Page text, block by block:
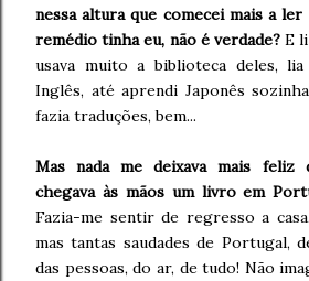
nessa altura que comecei mais a
remédio tinha eu, não é verdade? E
usava muito a biblioteca deles, lia
Inglês, até aprendi Japonês
fazia traduções, bem...
Mas nada me deixava mais feliz
chegava às mãos um livro em
Fazia-me sentir de regresso a
mas tantas saudades de Portugal,
das pessoas, do ar, de tudo! Não